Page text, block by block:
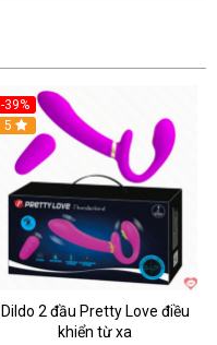
-39%
Hot
5
Dildo 2 đầu Pretty Love điều
khiển từ xa